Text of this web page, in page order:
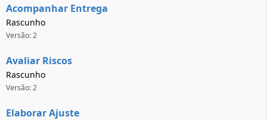
Acompanhar Entrega
Rascunho
Versão: 2
Avaliar Riscos
Rascunho
Versão: 2
Elaborar Ajuste